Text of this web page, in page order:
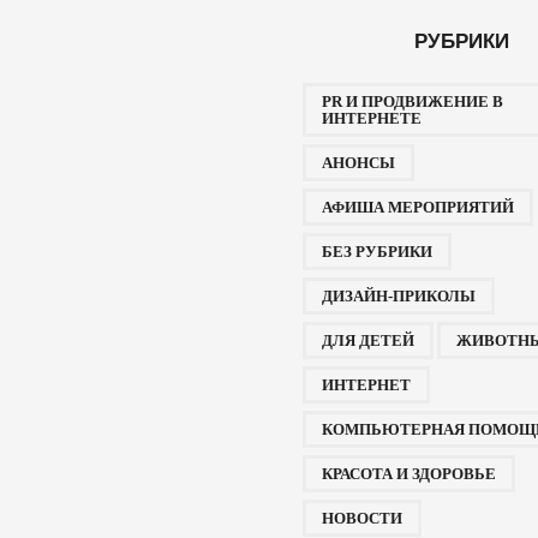
РУБРИКИ
PR И ПРОДВИЖЕНИЕ В
ИНТЕРНЕТЕ
АНОНСЫ
АФИША МЕРОПРИЯТИЙ
БЕЗ РУБРИКИ
ДИЗАЙН-ПРИКОЛЫ
ДЛЯ ДЕТЕЙ
ИНТЕРНЕТ
КОМПЬЮТЕРНАЯ
КРАСОТА И ЗДОРОВЬЕ
НОВОСТИ